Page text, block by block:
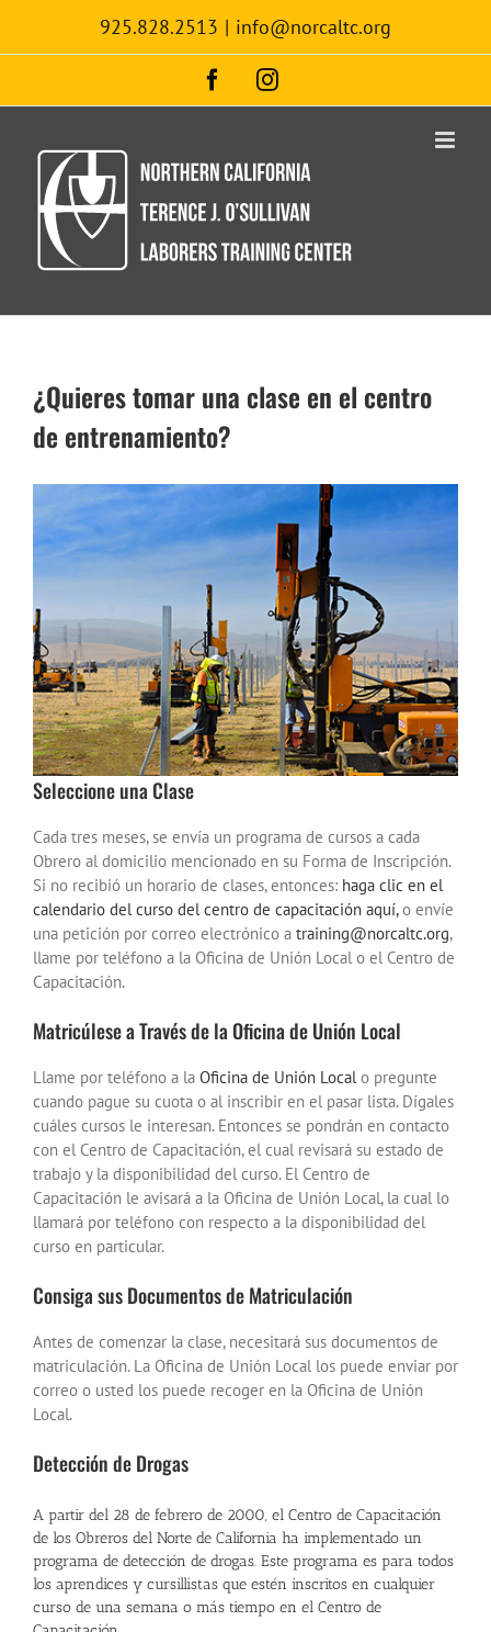
content
925.828.2513 | info@norcaltc.org
FacebookInstagram
¿Quieres tomar una clase en el centro
de entrenamiento?
Seleccione una Clase
Cada tres meses, se envía un programa de cursos a cada
Obrero al domicilio mencionado en su Forma de Inscripción.
Si no recibió un horario de clases, entonces: haga clic en el
calendario del curso del centro de capacitación aquí,o envíe
una petición por correo electrónico a training@norcaltc.org,
llame por teléfono a la Oficina de Unión Local o el Centro de
Capacitación.
Matricúlese a Través de la Oficina de Unión Local
Llame por teléfono a la Oficina de Unión Local o pregunte
cuando pague su cuota o al inscribir en el pasar lista. Dígales
cuáles cursos le interesan. Entonces se pondrán en contacto
con el Centro de Capacitación, el cual revisará su estado de
trabajo y la disponibilidad del curso. El Centro de
Capacitación le avisará a la Oficina de Unión Local, la cual lo
llamará por teléfono con respecto a la disponibilidad del
curso en particular.
Consiga sus Documentos de Matriculación
Antes de comenzar la clase, necesitará sus documentos de
matriculación. La Oficina de Unión Local los puede enviar por
correo o usted los puede recoger en la Oficina de Unión
Local.
Detección de Drogas
A partir del 28 de febrero de 2000, el Centro de Capacitación
de los Obreros del Norte de California ha implementado un
programa de detección de drogas. Este programa es para todos
los aprendices y cursillistas que estén inscritos en cualquier
curso de una semana o más tiempo en el Centro de